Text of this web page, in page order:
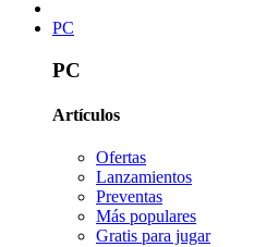
PC
PC
Artículos
Ofertas
Lanzamientos
Preventas
Más populares
Gratis para jugar